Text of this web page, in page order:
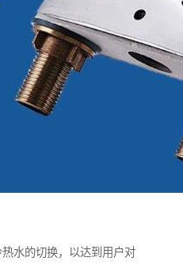
水的切换，以达到用户对